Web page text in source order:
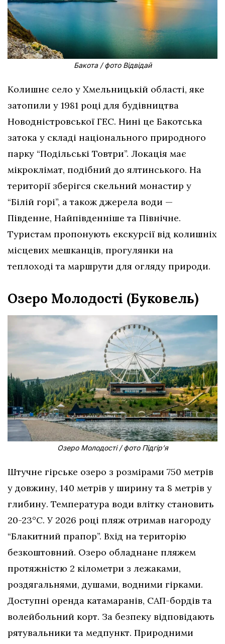
Бакота / фото Відвідай
Колишнє село у Хмельницькій області, яке
затопили у 1981 році для будівництва
Новодністровської ГЕС. Нині це Бакотська
затока у складі національного природного
парку “Подільські Товтри”. Локація має
мікроклімат, подібний до ялтинського. На
території зберігся скельний монастир у
“Білій горі”, а також джерела води —
Південне, Найпівденніше та Північне.
Туристам пропонують екскурсії від колишніх
місцевих мешканців, прогулянки на
теплоході та маршрути для огляду природи.
Озеро Молодості (Буковель)
Озеро Молодості / фото Підгір’я
Штучне гірське озеро з розмірами 750 метрів
у довжину, 140 метрів у ширину та 8 метрів у
глибину. Температура води влітку становить
20-23°C. У 2026 році пляж отримав нагороду
“Блакитний прапор”. Вхід на територію
безкоштовний. Озеро обладнане пляжем
протяжністю 2 кілометри з лежаками,
роздягальнями, душами, водними гірками.
Доступні оренда катамаранів, САП-бордів та
волейбольний корт. За безпеку відповідають
рятувальники та медпункт. Природними